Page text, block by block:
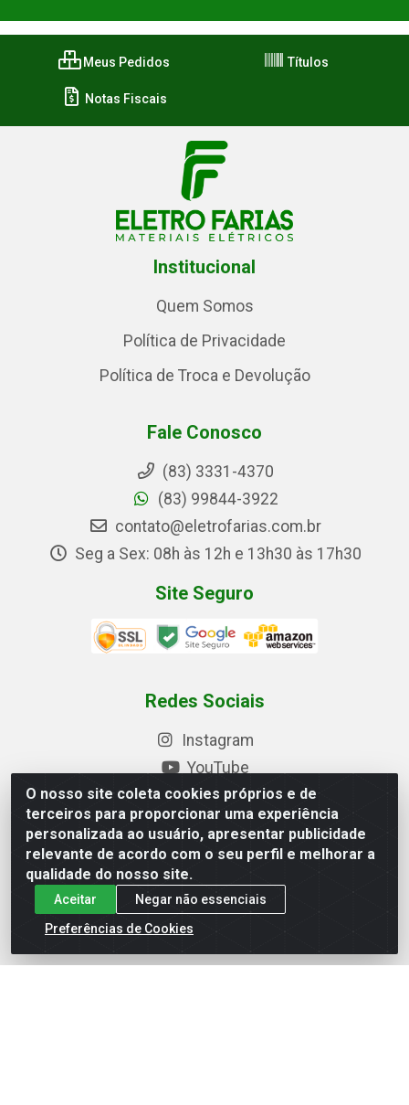
O nosso site coleta cookies próprios e de
terceiros para proporcionar uma experiência
personalizada ao usuário, apresentar publicidade
relevante de acordo com o seu perfil e melhorar a
qualidade do nosso site.
Aceitar
Negar não essenciais
Preferências de Cookies
Meus Pedidos Títulos
Notas Fiscais
Institucional
Quem Somos
Política de Privacidade
Política de Troca e Devolução
Fale Conosco
(83) 3331-4370
(83) 99844-3922
contato@eletrofarias.com.br
Seg a Sex: 08h às 12h e 13h30 às 17h30
Site Seguro
Redes Sociais
Instagram
YouTube
Formas de Pagamento
Baixe nosso APP